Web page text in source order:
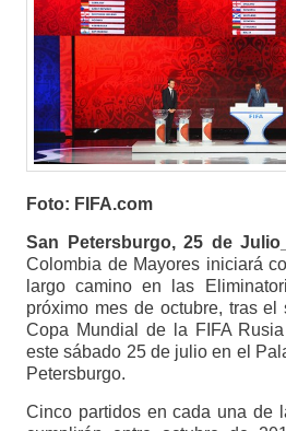
Foto: FIFA.com
San Petersburgo, 25 de
Colombia de Mayores iniciará
largo camino en las
próximo mes de octubre, tras
Copa Mundial de la FIFA
este sábado 25 de julio en el
Petersburgo.
Cinco partidos en cada una de